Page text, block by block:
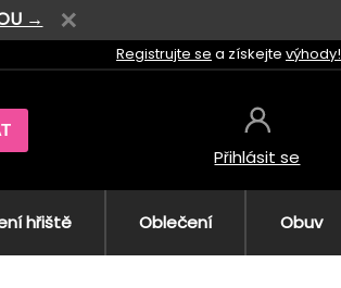
→
Registrujte se a získejte výhody!
Přihlásit se
hřiště Oblečení Obuv